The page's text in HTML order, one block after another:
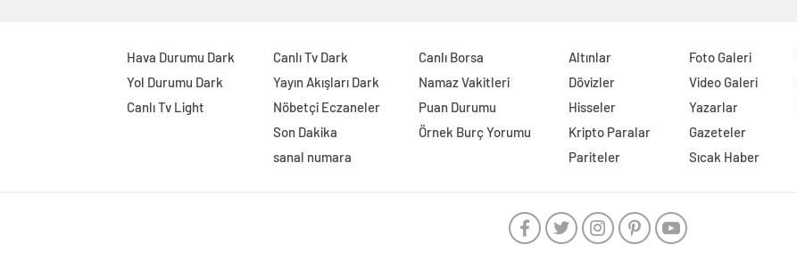
Hava Durumu Dark
Yol Durumu Dark
Canlı Tv Light
Canlı Tv Dark
Yayın Akışları Dark
Nöbetçi Eczaneler
Son Dakika
sanal numara
Canlı Borsa
Namaz Vakitleri
Puan Durumu
Örnek Burç Yorumu
Altınlar
Dövizler
Hisseler
Kripto Paralar
Pariteler
Foto Galeri
Video Galeri
Yazarlar
Gazeteler
Sıcak Haber